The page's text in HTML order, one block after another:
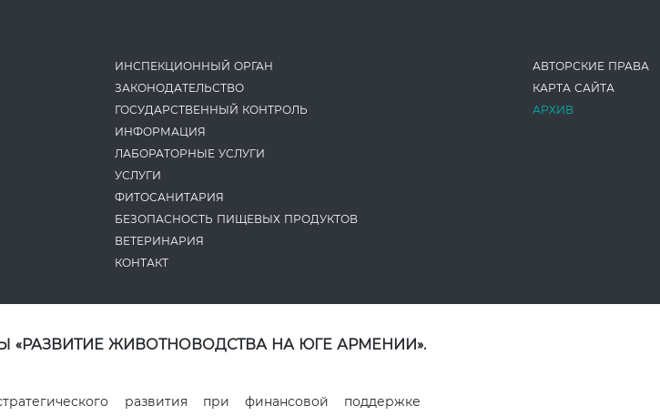
ИНСПЕКЦИОННЫЙ ОРГАН
ЗАКОНОДАТЕ­ЛЬСТВО
ГОСУДАРСТВЕННЫЙ КОНТРОЛЬ
ИНФОРМАЦИЯ
ЛАБОРАТОРНЫЕ УСЛУГИ
УСЛУГИ
ФИТОСАНИТАРИЯ
БЕЗОПАСНОСТЬ ПИЩЕВЫХ ПРОДУКТОВ
ВЕТЕРИНАРИЯ
КОНТАКТ
АВТОРСКИЕ ПРАВА
КАРТА САЙТА
АРХИВ
«РАЗВИТИЕ ЖИВОТНОВОДСТВА НА ЮГЕ АРМЕНИИ».
развития при финансовой поддержке